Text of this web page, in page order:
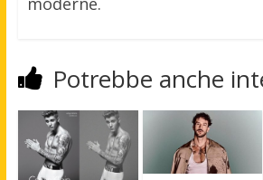
Potrebbe anche